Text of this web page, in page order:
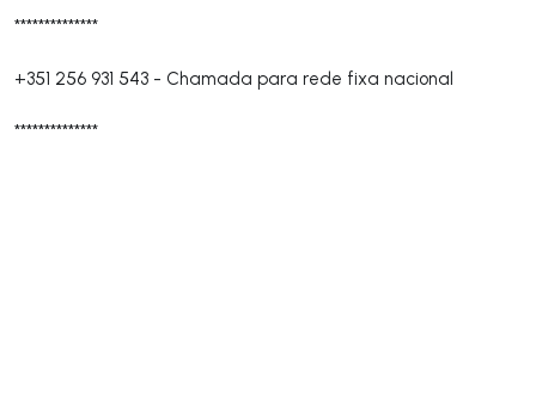
**************
+351 256 931 543 - Chamada para rede fixa nacional
**************